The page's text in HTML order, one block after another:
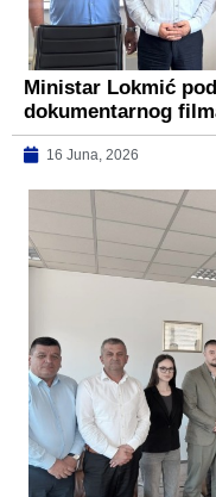
Ministar Lokmić
dokumentarnog
16 Juna, 2026